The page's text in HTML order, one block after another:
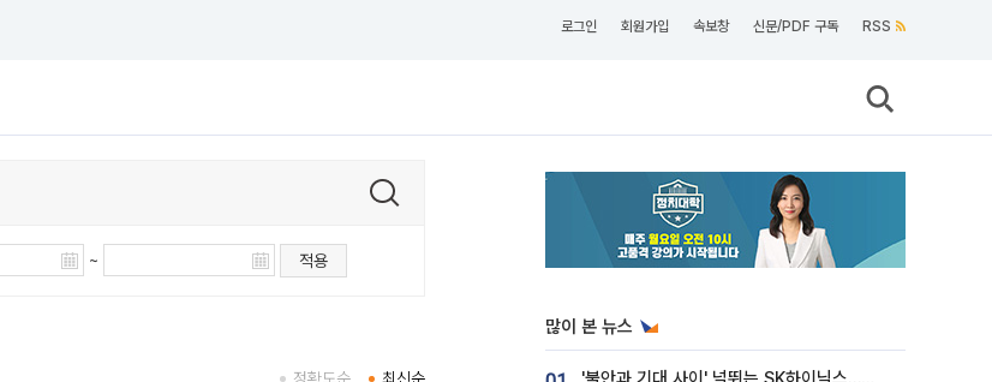
로그인 회원가입 속보창 신문/PDF 구독 RSS
~ 적용
많이 본 뉴스